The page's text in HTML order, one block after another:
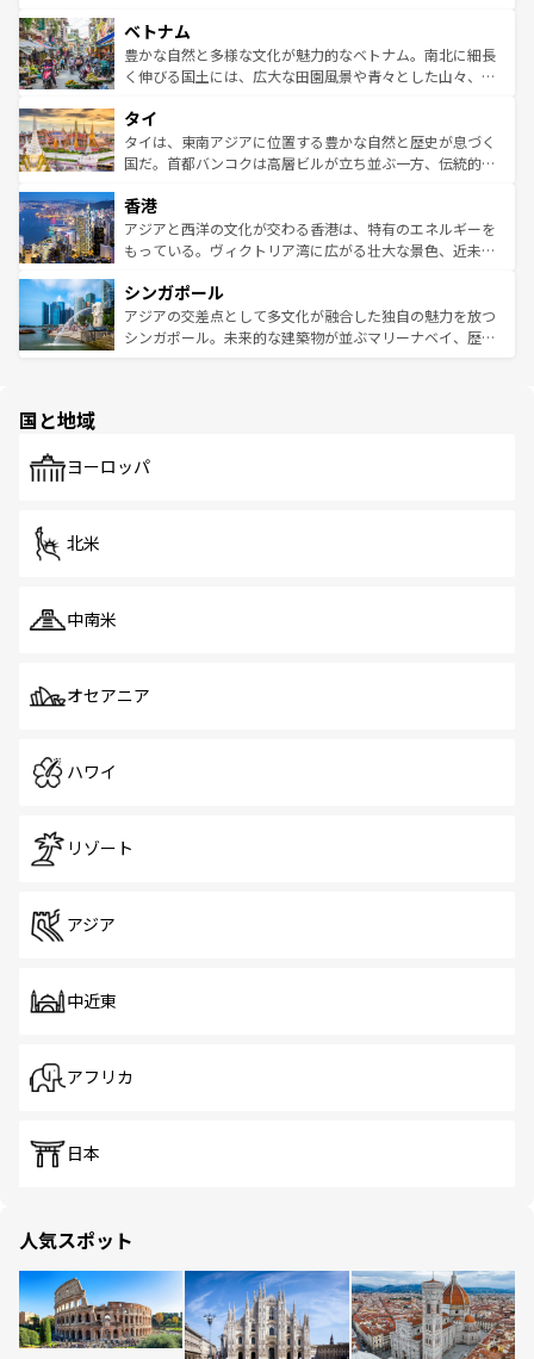
参照してほしい。
容にもいいと評判のスイーツなど、バラエティ豊かな料理
が味わえる。 なお、新着の台湾情報は コンテンツ一覧を参
照してほしい。
き、地方に足を延ばせば四季折々の自然美を楽しむことが
できる。そして、キムチや焼肉、絶品のストリートフード
まで、さまざまな韓国料理が待っている。夜には、韓国な
リティに包まれながら、韓国の多彩な魅力を心ゆくまで味
わってみてほしい。 なお、新着の韓国情報はコンテンツ一
覧を参照してほしい。
ベトナム
豊かな自然と多様な文化が魅力的なベトナム。南北に細長
く伸びる国土には、広大な田園風景や青々とした山々、世
急速な発展と共に伝統が息づく。ハノイの古い町並みやホ
ーチミン市のフランス統治時代の建物も、独特の雰囲気を
醸し出している。また、バラエティの豊かさとおいしさで
とつ。フォーやバインミー、ベトナムコーヒーなどは、ぜ
ひ現地で味わいたい。どの地域を訪れてもあたたかい人々
が旅行者を迎えてくれるので、きっと忘れられない旅にな
参照してほしい。
タイ
タイは、東南アジアに位置する豊かな自然と歴史が息づく
国だ。首都バンコクは高層ビルが立ち並ぶ一方、伝統的な
の活気が交差している。北部ではチェンマイなどの山岳地
帯で自然と触れ合い、南部ではプーケットやクラビの美し
いビーチでリゾート気分を楽しむことができる。タイ料理
激する。気候は一年中温暖で、どの季節にも異なる楽しみ
が待っている。親しみやすいタイの人々、仏教を中心とし
た文化、そして多様な観光資源が、訪れる旅人を魅了し続
香港
アジアと西洋の文化が交わる香港は、特有のエネルギーを
もっている。ヴィクトリア湾に広がる壮大な景色、近未来
み、どこを訪れても感動するはず。観光スポットが密集し
ており、効率よく見どころを回れるのも魅力。息をのむよ
うな絶景から文化的な体験まで、香港を存分に楽しみ尽く
シンガポール
アジアの交差点として多文化が融合した独自の魅力を放つ
シンガポール。未来的な建築物が並ぶマリーナベイ、歴史
で、ホーカーズは地元の風情を楽しめる外せないスポット
国と地域
ヨーロッパ
北米
中南米
オセアニア
ハワイ
リゾート
アジア
中近東
アフリカ
日本
人気スポット